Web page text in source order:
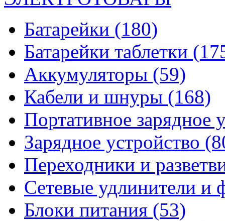
Батарейки (180)
Батарейки таблетки
Аккумуляторы (59)
Кабели и шнуры (168)
Портативное зарядное
Зарядное устройство
Переходники и
Сетевые удлинители и
Блоки питания (53)